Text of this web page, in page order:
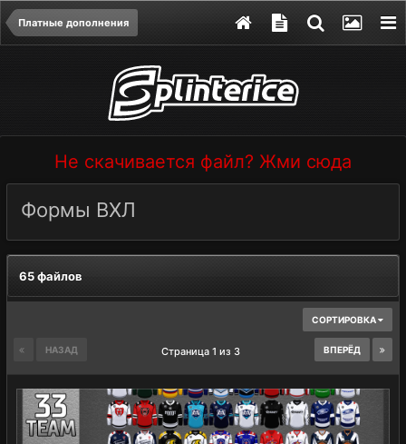
Платные дополнения
Не скачивается файл? Жми сюда
Формы ВХЛ
65 файлов
СОРТИРОВКА
НАЗАД ВПЕРЁД
Страница 1 из 3